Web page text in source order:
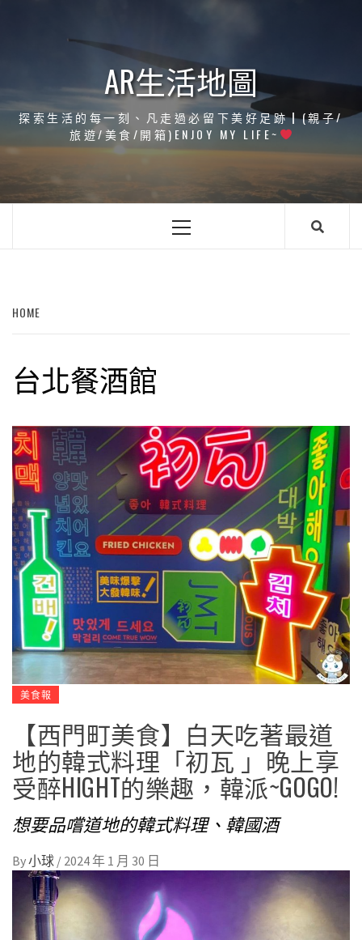
AR生活地圖
探索生活的每一刻、凡走過必留下美好足跡┃(親子/
旅遊/美食/開箱)ENJOY MY LIFE~
Primary
HOME
台北餐酒館
美食報
【西門町美食】白天吃著最道
地的韓式料理「初瓦 」晚上享
受醉HIGHT的樂趣，韓派~GOGO!
想要品嚐道地的韓式料理、韓國酒
By小球 / 2024 年 1 月 30 日